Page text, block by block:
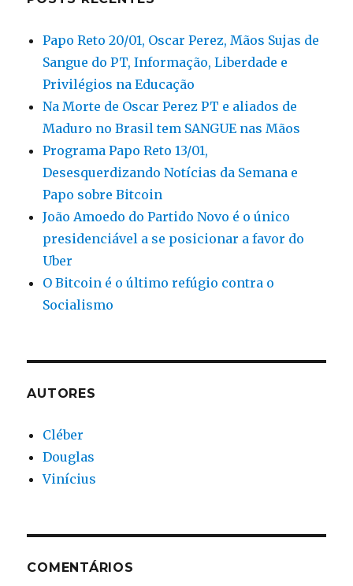
Papo Reto 20/01, Oscar Perez, Mãos Sujas de
Sangue do PT, Informação, Liberdade e
Privilégios na Educação
Na Morte de Oscar Perez PT e aliados de
Maduro no Brasil tem SANGUE nas Mãos
Programa Papo Reto 13/01,
Desesquerdizando Notícias da Semana e
Papo sobre Bitcoin
João Amoedo do Partido Novo é o único
presidenciável a se posicionar a favor do
Uber
O Bitcoin é o último refúgio contra o
Socialismo
AUTORES
Cléber
Douglas
Vinícius
COMENTÁRIOS